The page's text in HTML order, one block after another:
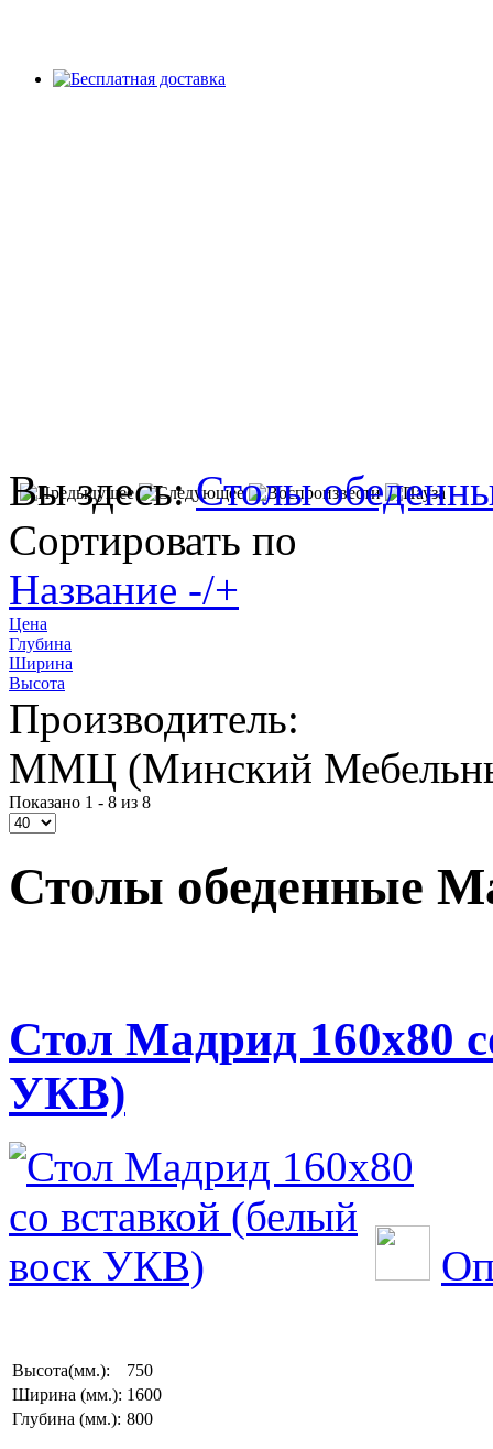
Вы здесь:Столы
Сортировать по
Название -/+
Цена
Глубина
Ширина
Высота
Производитель:
ММЦ (Минский
Показано 1 - 8 из 8
Столы обеденные
Стол Мадрид 160х80
УКВ)
Высота(мм.):
750
Ширина (мм.): 1600
Глубина (мм.): 800